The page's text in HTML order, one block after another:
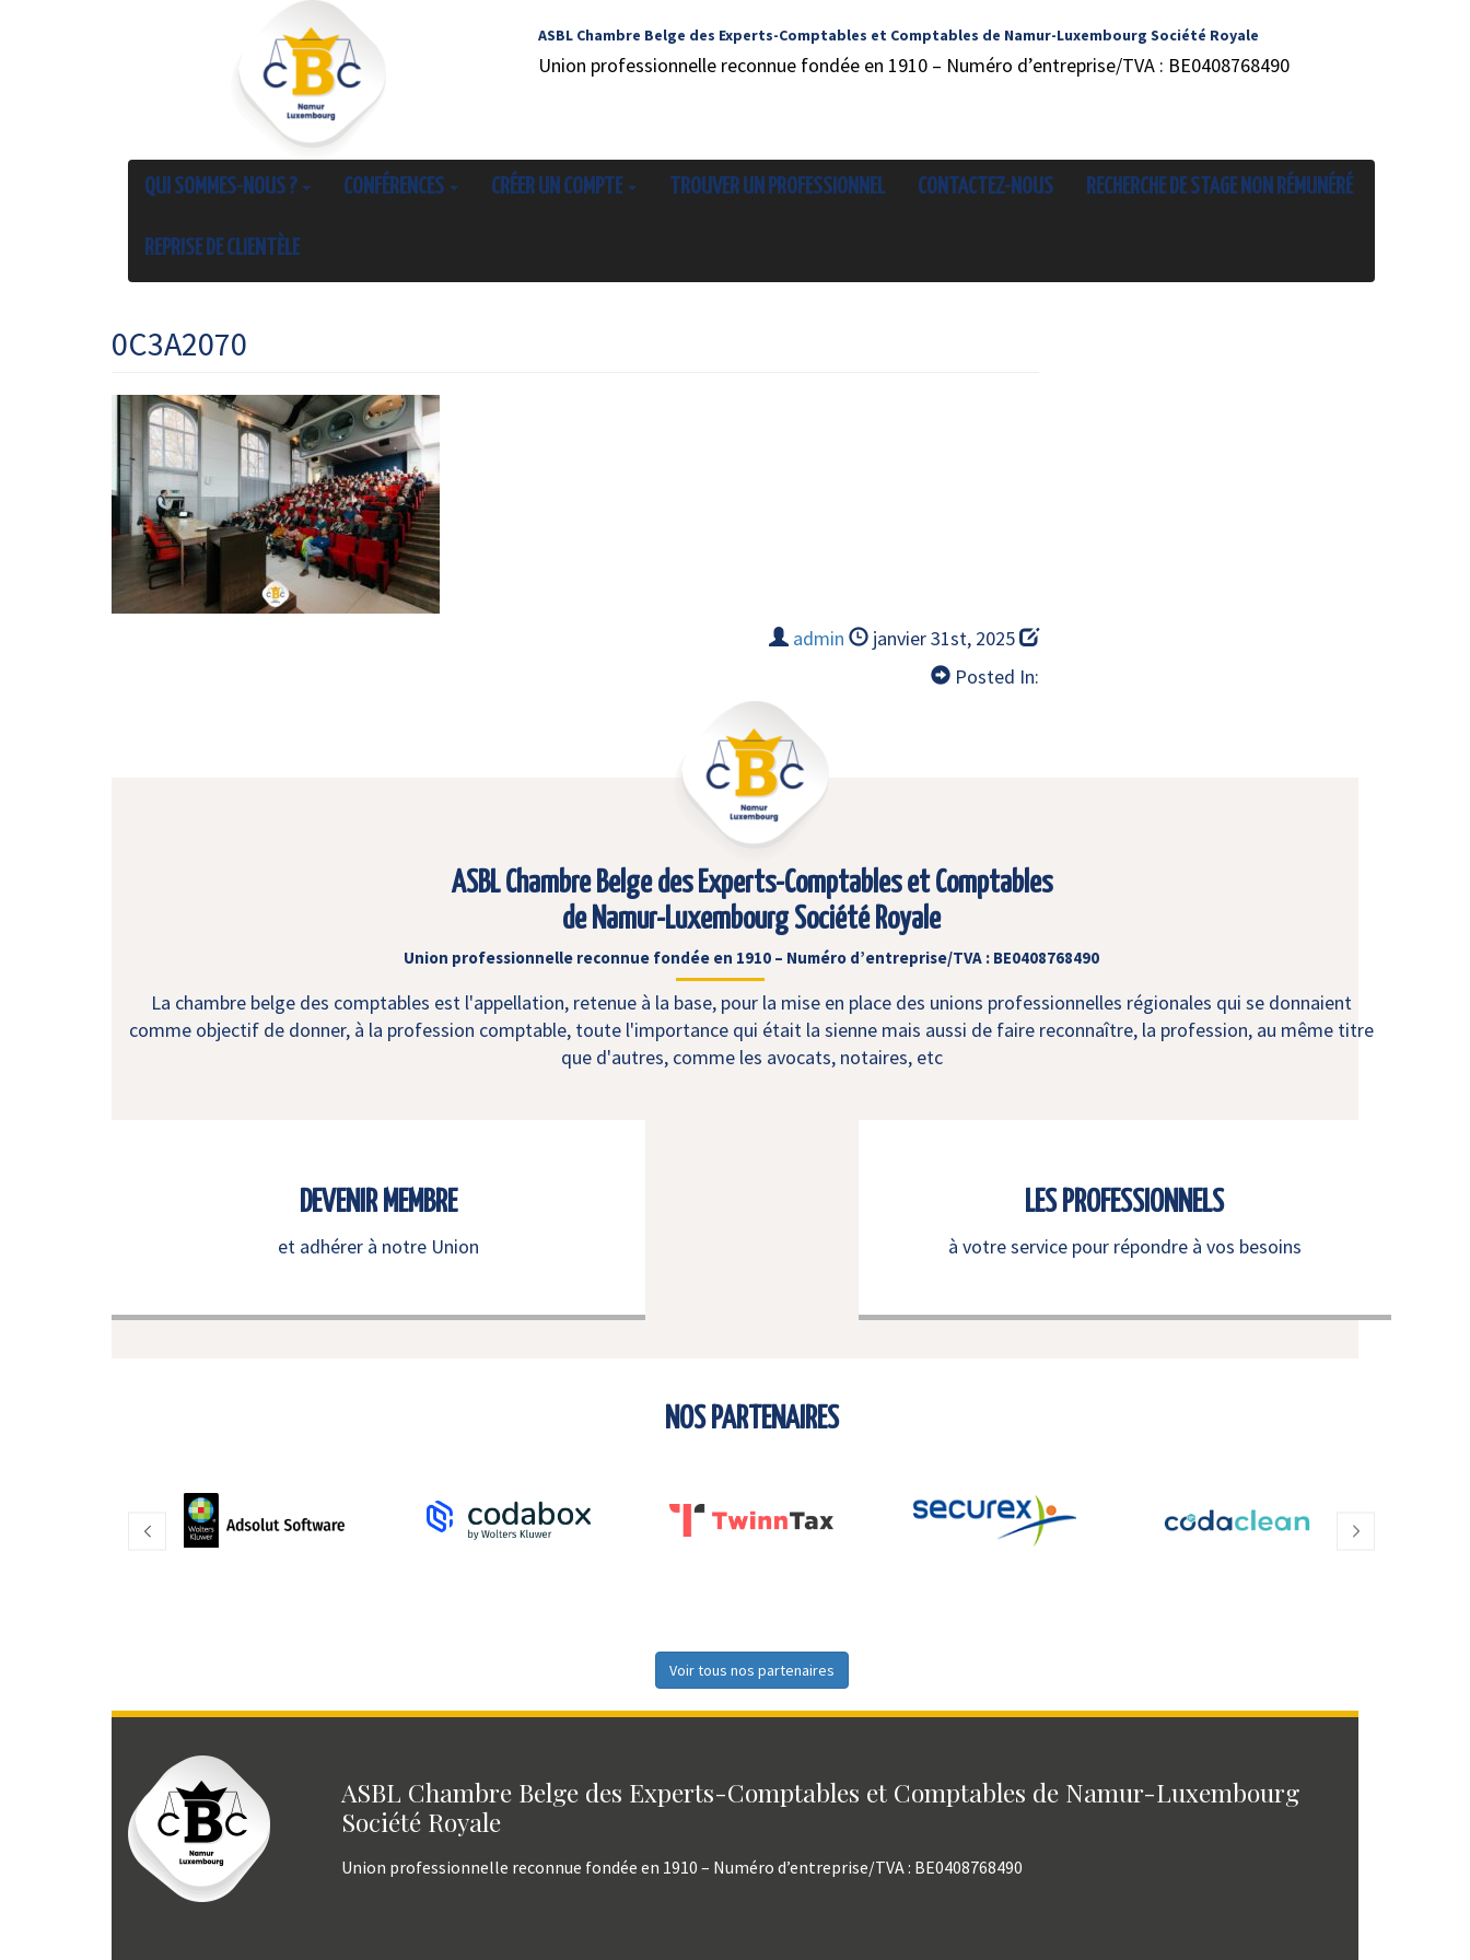
ASBL Chambre Belge des Experts-Comptables et Comptables de Namur-Luxembourg Société Royale
Union professionnelle reconnue fondée en 1910 – Numéro d’entreprise/TVA : BE0408768490
QUI SOMMES-NOUS ? CONFÉRENCES CRÉER UN COMPTE TROUVER UN PROFESSIONNEL CONTACTEZ-NOUS RECHERCHE DE STAGE NON RÉMUNÉRÉ
REPRISE DE CLIENTÈLE
0C3A2070
admin
janvier 31st, 2025
Posted In:
ASBL Chambre Belge des Experts-Comptables et Comptables
de Namur-Luxembourg Société Royale
Union professionnelle reconnue fondée en 1910 – Numéro d’entreprise/TVA : BE0408768490
La chambre belge des comptables est l'appellation, retenue à la base, pour la mise en place des unions professionnelles régionales qui se donnaient
comme objectif de donner, à la profession comptable, toute l'importance qui était la sienne mais aussi de faire reconnaître, la profession, au même titre
que d'autres, comme les avocats, notaires, etc
DEVENIR MEMBRE
et adhérer à notre Union
LES PROFESSIONNELS
à votre service pour répondre à vos besoins
NOS PARTENAIRES
Voir tous nos partenaires
ASBL Chambre Belge des Experts-Comptables et Comptables de Namur-Luxembourg
Société Royale
Union professionnelle reconnue fondée en 1910 – Numéro d’entreprise/TVA : BE0408768490